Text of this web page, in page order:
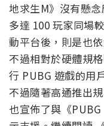
地求生M》沒有懸
多達 100 玩家同場
動平台後，則是也
不過相對於硬體規
行 PUBG 遊戲的用
不過隨著高通推出
也宣佈了與《